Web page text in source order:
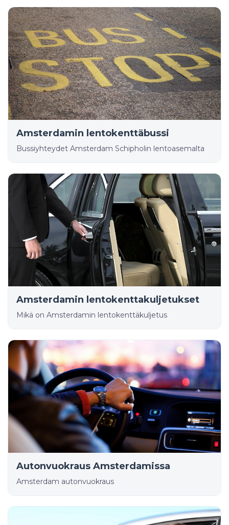
Amsterdamin lentokenttäbussi
Bussiyhteydet Amsterdam Schipholin lentoasemalta
Amsterdamin lentokenttakuljetukset
Mikä on Amsterdamin lentokenttäkuljetus
Autonvuokraus Amsterdamissa
Amsterdam autonvuokraus